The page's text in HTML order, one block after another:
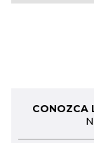
CONOZCA